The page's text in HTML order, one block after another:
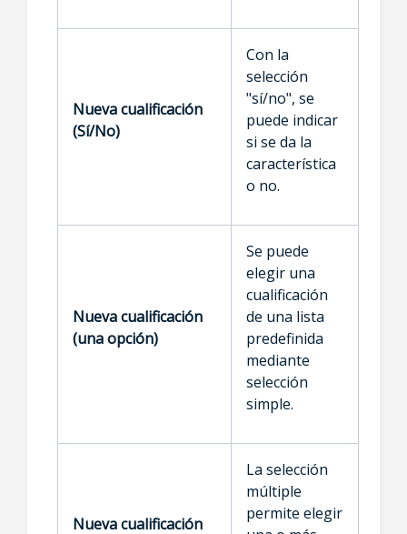
Nueva cualificación
(Sí/No)
Con la
selección
"sí/no", se
puede indicar
si se da la
característica
o no.
Nueva cualificación
(una opción)
Se puede
elegir una
cualificación
de una lista
predefinida
mediante
selección
simple.
Nueva cualificación
La selección
múltiple
permite elegir